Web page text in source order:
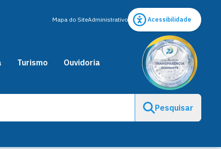
Mapa do SiteAdministrativo Acessibilidade
Turismo Ouvidoria
Pesquisar